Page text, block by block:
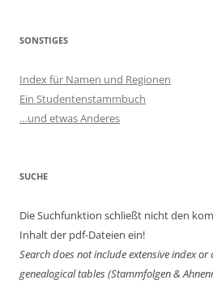
SONSTIGES
Index für Namen und Regionen
Ein Studentenstammbuch
…und etwas Anderes
SUCHE
Die Suchfunktion schließt nicht den
Inhalt der pdf-Dateien ein!
Search does not include extensive index
genealogical tables (Stammfolgen &